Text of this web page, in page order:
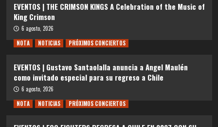
EVENTOS | THE CRIMSON KINGS A Celebration of the Music of
King Crimson
6 agosto, 2026
NOTA
NOTICIAS PRÓXIMOS CONCIERTOS
EVENTOS | Gustavo Santaolalla anuncia a Angel Maulén
como invitado especial para su regreso a Chile
6 agosto, 2026
NOTA
NOTICIAS PRÓXIMOS CONCIERTOS